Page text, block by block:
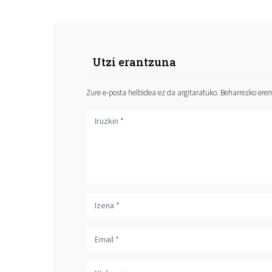
Utzi erantzuna
Zure e-posta helbidea ez da argitaratuko. Beharrezko